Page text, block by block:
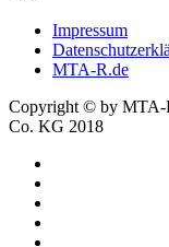
Impressum
MTA-R.de
Copyright © by MTA-
Co. KG 2018